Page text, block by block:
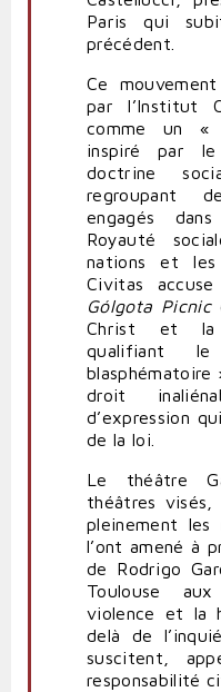
Paris qui
précédent.
Ce
par l’Institut
comme un «
inspiré par
doctrine
regroupant
engagés
Royauté
nations et les
Civitas
Gólgota Picnic
Christ et la
qualifiant
blasphématoire
droit
d’expression
de la loi.
Le théâtre
théâtres visés,
pleinement
l’ont amené à
de Rodrigo
Toulouse
violence et la
delà de
suscitent,
responsabilité